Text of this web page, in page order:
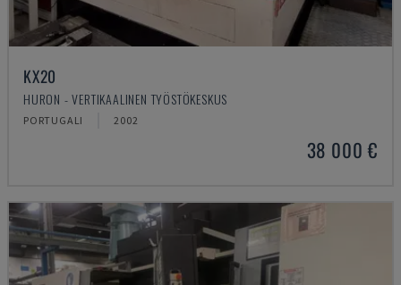
KX20
HURON - VERTIKAALINEN TYÖSTÖKESKUS
PORTUGALI 2002
38 000 €